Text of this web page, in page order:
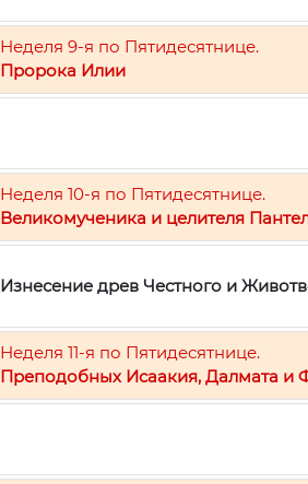
Неделя 9-я по Пятидесятнице.
Пророка Илии
Неделя 10-я по Пятидесятнице.
Великомученика и целителя
Изнесение древ Честного и
Неделя 11-я по Пятидесятнице.
Преподобных Исаакия, Далмата и